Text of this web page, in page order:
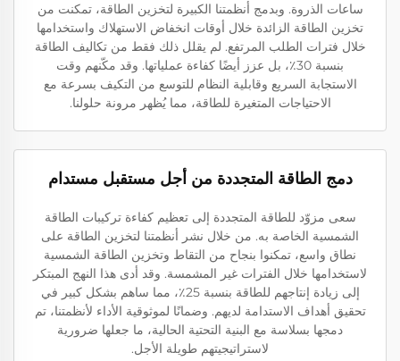
ساعات الذروة. وبدمج أنظمتنا الكبيرة لتخزين الطاقة، تمكنت من
تخزين الطاقة الزائدة خلال أوقات انخفاض الاستهلاك واستخدامها
خلال فترات الطلب المرتفع. لم يقلل ذلك فقط من تكاليف الطاقة
بنسبة 30٪، بل عزز أيضًا كفاءة عملياتها. وقد مكّنهم وقت
الاستجابة السريع وقابلية النظام للتوسع من التكيف بسرعة مع
الاحتياجات المتغيرة للطاقة، مما يُظهر مرونة حلولنا.
دمج الطاقة المتجددة من أجل مستقبل مستدام
سعى مزوّد للطاقة المتجددة إلى تعظيم كفاءة تركيبات الطاقة
الشمسية الخاصة به. من خلال نشر أنظمتنا لتخزين الطاقة على
نطاق واسع، تمكنوا بنجاح من التقاط وتخزين الطاقة الشمسية
لاستخدامها خلال الفترات غير المشمسة. وقد أدى هذا النهج المبتكر
إلى زيادة إنتاجهم للطاقة بنسبة 25٪، مما ساهم بشكل كبير في
تحقيق أهداف الاستدامة لديهم. وضمانًا لموثوقية الأداء لأنظمتنا، تم
دمجها بسلاسة مع البنية التحتية الحالية، ما جعلها ضرورية
لاستراتيجيتهم طويلة الأجل.